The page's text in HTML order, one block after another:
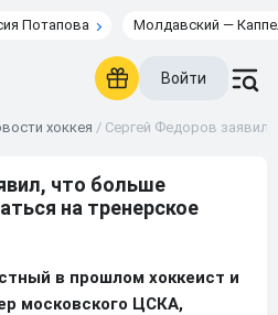
Потапова Молдавский —
Войти
хоккея / Сергей Федоров
что больше
на тренерское
в прошлом хоккеист и
московского ЦСКА,